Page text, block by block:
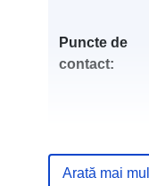
Puncte de
contact:
Registru
Arată mai